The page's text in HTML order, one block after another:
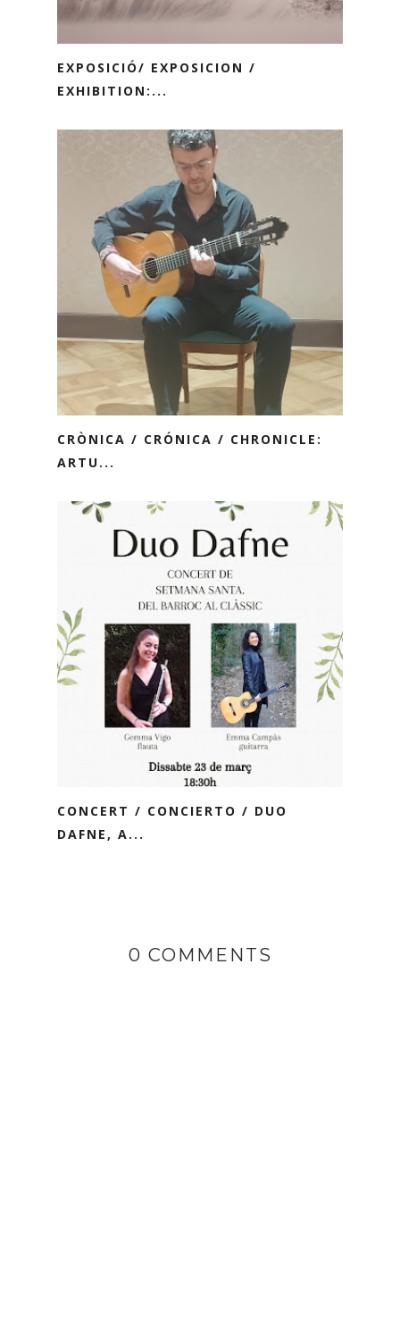
EXPOSICIÓ/ EXPOSICION /
EXHIBITION:...
CRÒNICA / CRÓNICA / CHRONICLE:
ARTU...
CONCERT / CONCIERTO / DUO
DAFNE, A...
0 COMMENTS